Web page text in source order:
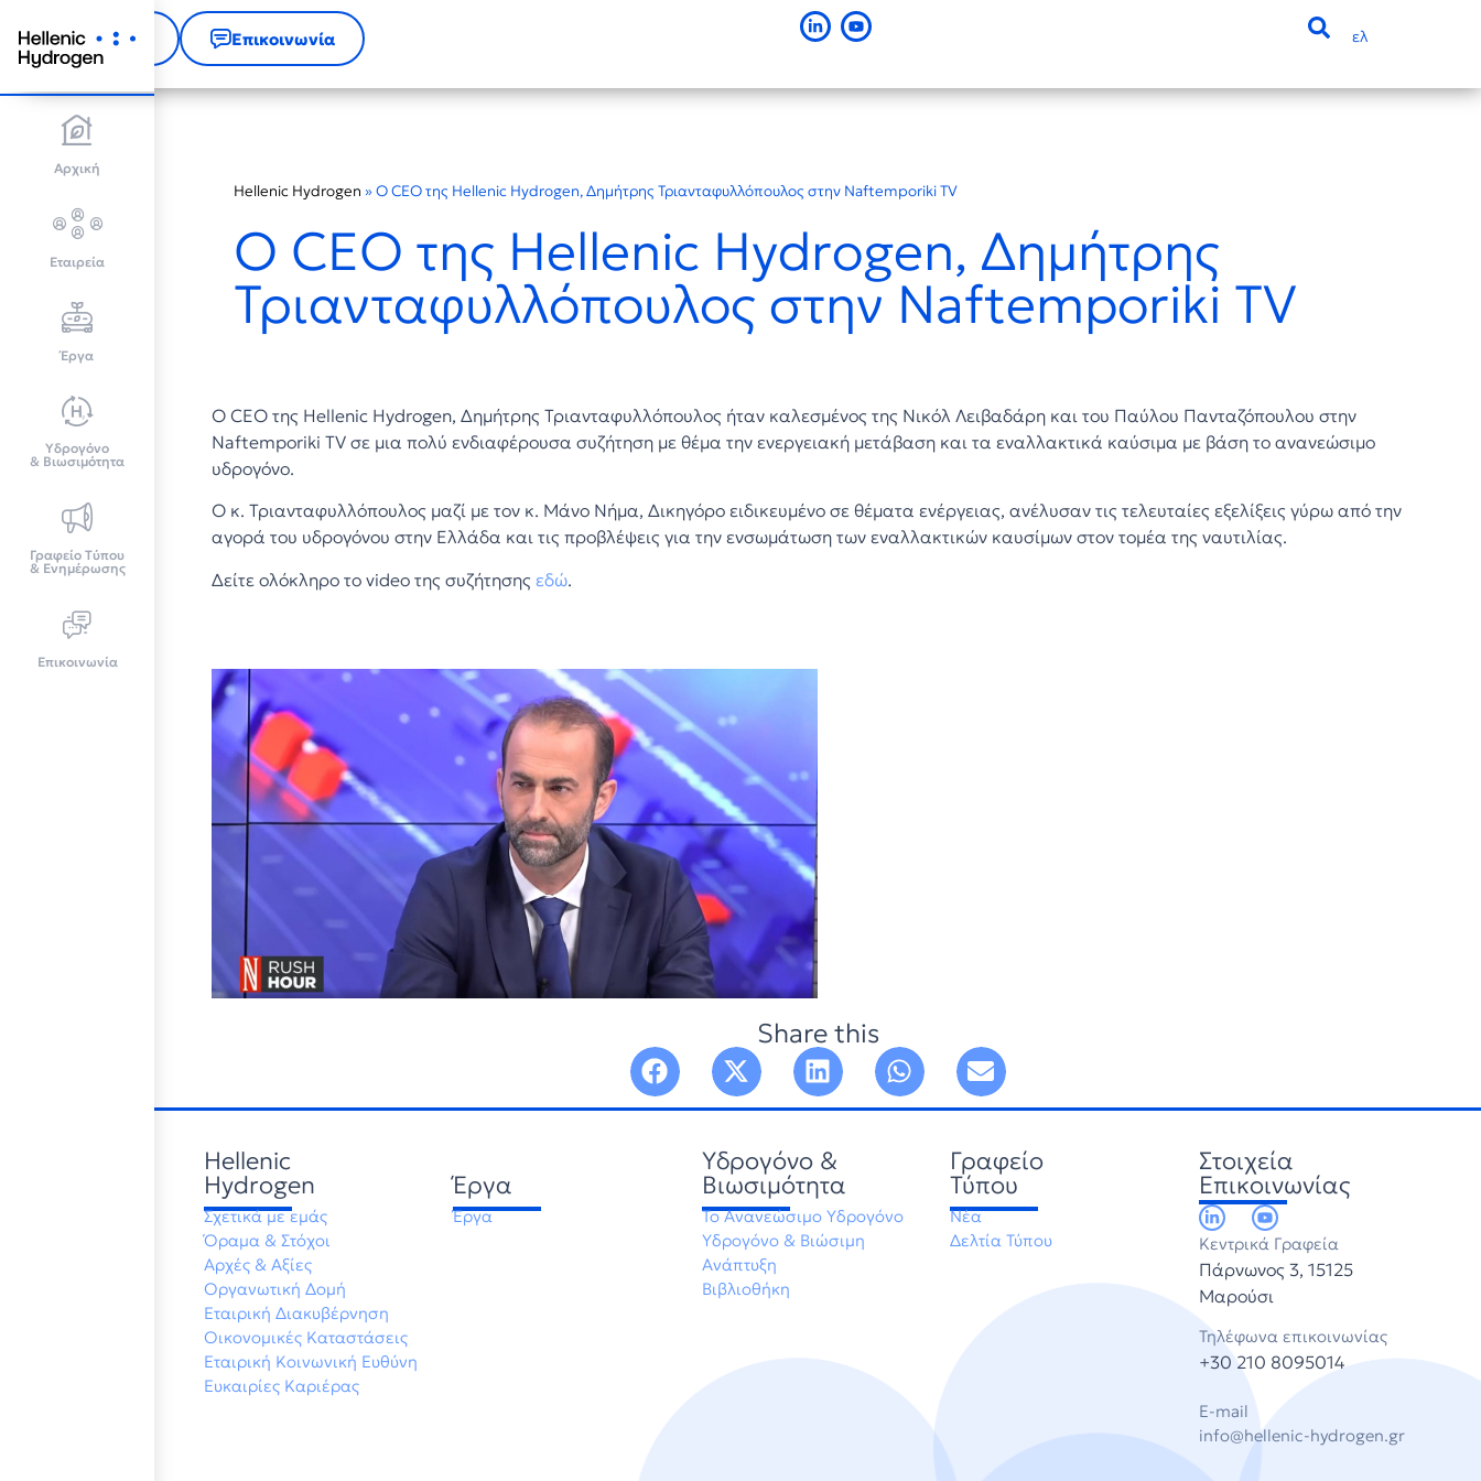
Αρχική
Εταιρεία
Έργα
Υδρογόνο
& Βιωσιμότητα
Γραφείο Τύπου
& Ενημέρωσης
Επικοινωνία
Αρχική Επικοινωνία ελ
Hellenic Hydrogen »Ο CEO της Hellenic Hydrogen, Δημήτρης Τριανταφυλλόπουλος στην Naftemporiki TV
Ο CEO της Hellenic Hydrogen, Δημήτρης
Τριανταφυλλόπουλος στην Naftemporiki TV
Ο CEO της Hellenic Hydrogen, Δημήτρης Τριανταφυλλόπουλος ήταν καλεσμένος της Νικόλ Λειβαδάρη και του Παύλου Πανταζόπουλου στην
Naftemporiki TV σε μια πολύ ενδιαφέρουσα συζήτηση με θέμα την ενεργειακή μετάβαση και τα εναλλακτικά καύσιμα με βάση το ανανεώσιμο
υδρογόνο.
Ο κ. Τριανταφυλλόπουλος μαζί με τον κ. Μάνο Νήμα, Δικηγόρο ειδικευμένο σε θέματα ενέργειας, ανέλυσαν τις τελευταίες εξελίξεις γύρω από την
αγορά του υδρογόνου στην Ελλάδα και τις προβλέψεις για την ενσωμάτωση των εναλλακτικών καυσίμων στον τομέα της ναυτιλίας.
Δείτε ολόκληρο το video της συζήτησης εδώ.
Share this
Hellenic
Hydrogen
Σχετικά με εμάς
Όραμα & Στόχοι
Αρχές & Αξίες
Οργανωτική Δομή
Εταιρική Διακυβέρνηση
Οικονομικές Καταστάσεις
Εταιρική Κοινωνική Ευθύνη
Ευκαιρίες Καριέρας
Γραφείο
Τύπου
Νέα
Δελτία Τύπου
Στοιχεία
Επικοινωνίας
Κεντρικά Γραφεία
Πάρνωνος 3, 15125
Μαρούσι
Τηλέφωνα επικοινωνίας
+30 210 8095014
E-mail
info@hellenic-hydrogen.gr
Έργα
Έργα
Υδρογόνο &
Βιωσιμότητα
Το Ανανεώσιμο Υδρογόνο
Υδρογόνο & Βιώσιμη
Ανάπτυξη
Βιβλιοθήκη